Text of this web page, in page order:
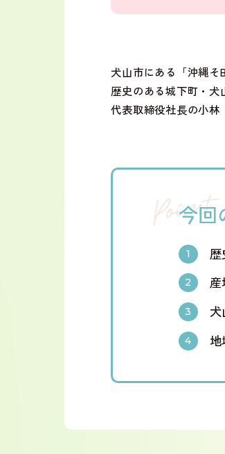
犬山市にある「沖縄そ
歴史のある城下町・
代表取締役社長の小
今回
産
地